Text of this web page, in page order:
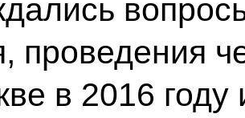
проведения
в 2016 году